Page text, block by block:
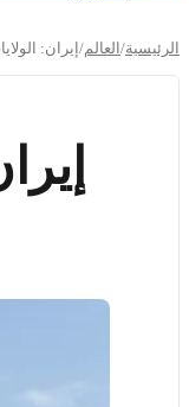
الرئيسية/ العالم/ إيران: